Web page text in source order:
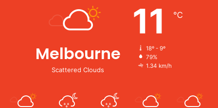
Melbourne
Scattered Clouds
11 ℃
18º - 9º
79%
1.34 km/h